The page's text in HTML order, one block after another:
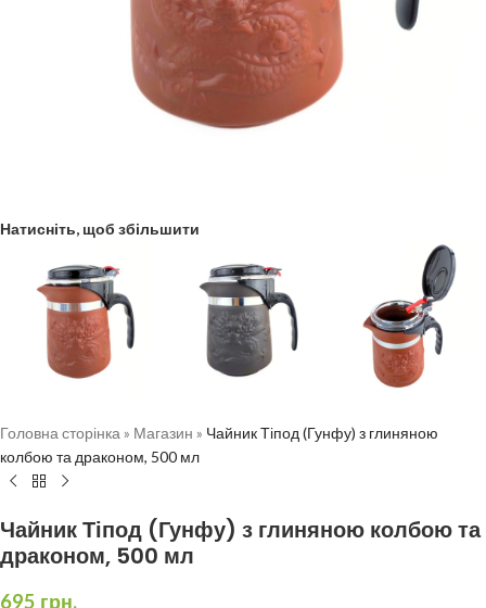
Натисніть, щоб збільшити
Головна сторінка » Магазин » Чайник Тіпод (Гунфу) з глиняною
колбою та драконом, 500 мл
Чайник Тіпод (Гунфу) з глиняною колбою та
драконом, 500 мл
695 грн.